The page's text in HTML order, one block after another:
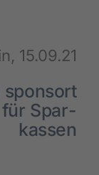
15.09.21
spons­ort
für Spar­
kas­sen